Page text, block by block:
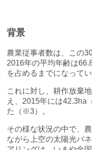
IoT
背景
農業従事者数は、この
2016年の平均年齢は
を占めるまでになって
これに対し、耕作放棄
え、2015年には42.3ha
た（※3）。
その様な状況の中で、
ながら上空の太陽光パ